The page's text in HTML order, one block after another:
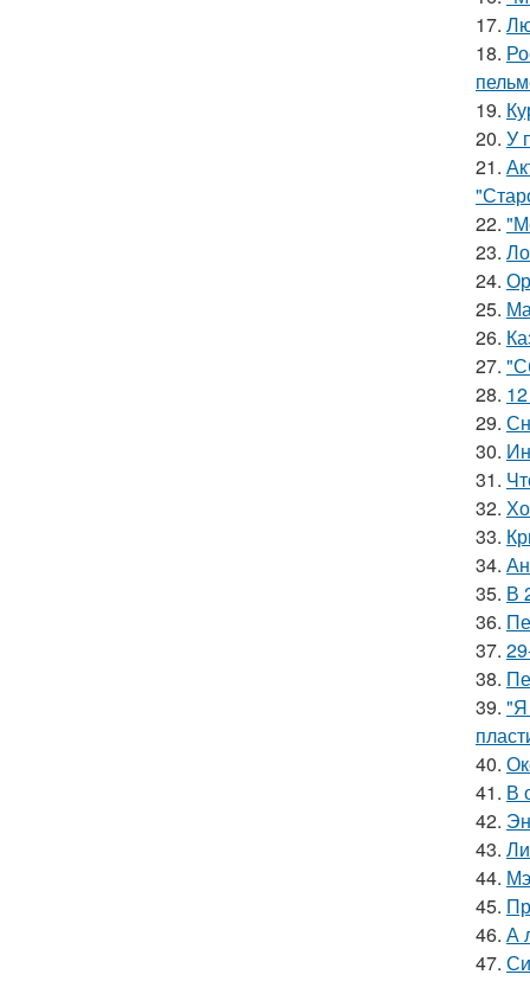
17.
18.
19.
20. У
21.
22.
23.
24.
25.
26.
27.
28.
29.
30.
31.
32.
33.
34.
35. В
36.
37.
38.
39. "Я
40.
41. В
42.
43.
44.
45.
46. А
47.